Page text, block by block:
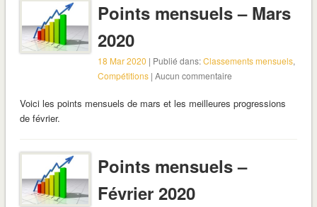
Points mensuels – Mars
2020
18 Mar 2020 | Publié dans:Classements mensuels,
Compétitions | Aucun commentaire
Voici les points mensuels de mars et les meilleures progressions
de février.
Points mensuels –
Février 2020